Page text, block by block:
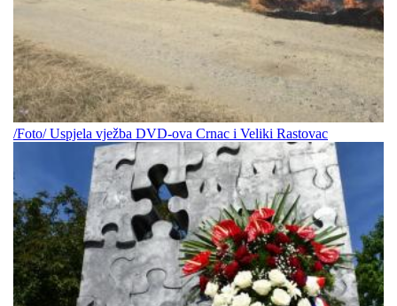
/Foto/ Uspjela vježba DVD-ova Crnac i Veliki Rastovac